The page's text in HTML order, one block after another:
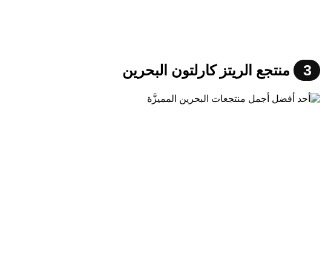
3 منتجع الريتز كارلتون البحرين